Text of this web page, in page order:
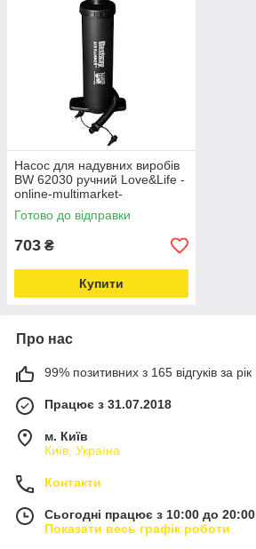
Насос для надувних виробів
BW 62030 ручний Love&Life -
online-multimarket-
Готово до відправки
703 ₴
Купити
Про нас
99% позитивних з 165 відгуків за рік
Працює з 31.07.2018
м. Київ
Київ, Україна
Контакти
Сьогодні працює з 10:00 до 20:00
Показати весь графік роботи